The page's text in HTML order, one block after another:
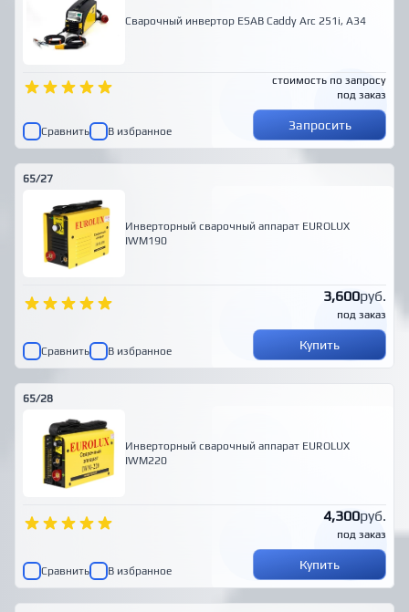
Сварочный инвертор ESAB Caddy Arc 251i, A34
стоимость по запросу
под заказ
Сравнить В избранное Запросить
65/27
Инверторный сварочный аппарат EUROLUX
IWM190
3,600руб.
под заказ
Сравнить В избранное Купить
65/28
Инверторный сварочный аппарат EUROLUX
IWM220
4,300руб.
под заказ
Сравнить В избранное Купить